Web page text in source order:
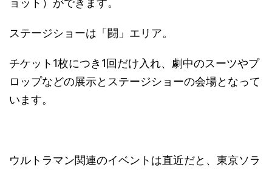
ョット）ができます。
ステージショーは「闘」エリア。
チケット1枚につき1回だけ入れ、劇中のスーツやプ
ロップなどの展示とステージショーの会場となって
います。
ウルトラマン関連のイベントは直近だと、東京ソラ